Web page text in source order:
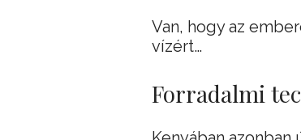
Van, hogy az
vízért…
Forradalmi